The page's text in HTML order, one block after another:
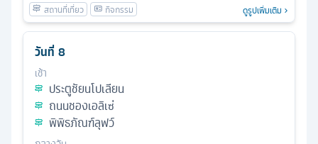
ดูรูปเพิ่มเติม
วันที่ 8
เช้า
ประตูชัยนโปเลียน
ถนนชองเอลิเซ่
พิพิธภัณฑ์ลุฟว์